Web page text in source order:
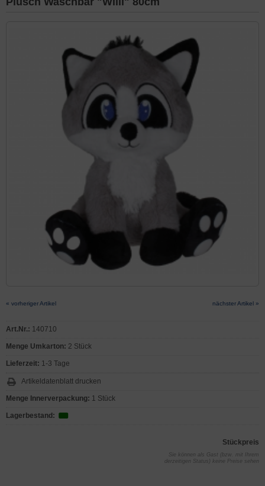
« vorheriger Artikel nächster Artikel »
Art.Nr.: 140710
Menge Umkarton: 2 Stück
Lieferzeit: 1-3 Tage
Artikeldatenblatt drucken
Menge Innerverpackung: 1 Stück
Lagerbestand:
Stückpreis
Sie können als Gast (bzw. mit Ihrem
derzeitigen Status) keine Preise sehen